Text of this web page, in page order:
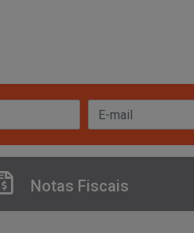
Notas Fiscais